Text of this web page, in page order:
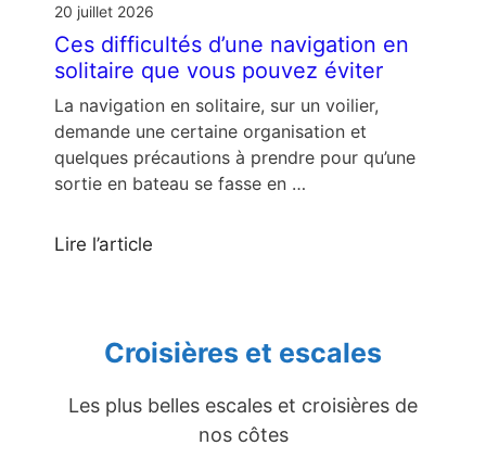
20 juillet 2026
Ces difficultés d’une navigation en
solitaire que vous pouvez éviter
La navigation en solitaire, sur un voilier,
demande une certaine organisation et
quelques précautions à prendre pour qu’une
sortie en bateau se fasse en …
Lire l’article
Croisières et escales
Les plus belles escales et croisières de
nos côtes